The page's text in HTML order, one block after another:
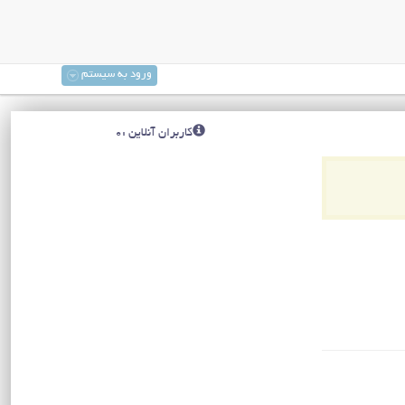
ورود به سیستم
کاربران آنلاین :0